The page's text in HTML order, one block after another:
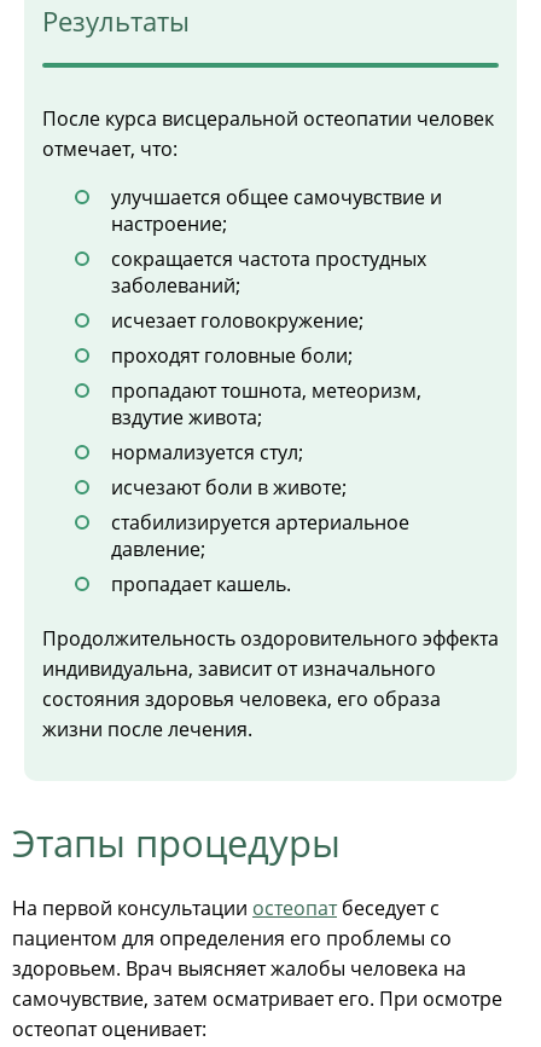
Результаты
После курса висцеральной остеопатии человек
отмечает, что:
улучшается общее самочувствие и
настроение;
сокращается частота простудных
заболеваний;
исчезает головокружение;
проходят головные боли;
пропадают тошнота, метеоризм,
вздутие живота;
нормализуется стул;
исчезают боли в животе;
стабилизируется артериальное
давление;
пропадает кашель.
Продолжительность оздоровительного эффекта
индивидуальна, зависит от изначального
состояния здоровья человека, его образа
жизни после лечения.
Этапы процедуры
На первой консультации остеопатбеседует с
пациентом для определения его проблемы со
здоровьем. Врач выясняет жалобы человека на
самочувствие, затем осматривает его. При осмотре
остеопат оценивает: